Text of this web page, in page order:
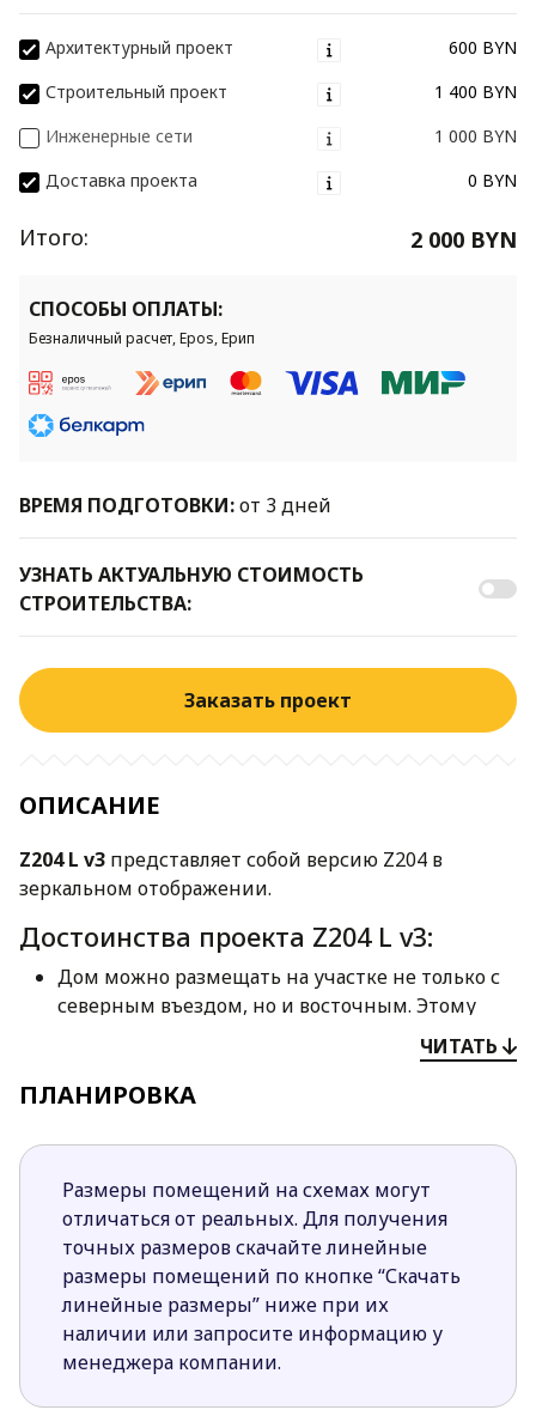
Архитектурный проект
600 BYN
Строительный проект
1 400 BYN
Инженерные сети
1 000 BYN
Доставка проекта
0 BYN
Итого: 2 000 BYN
СПОСОБЫ ОПЛАТЫ:
Безналичный расчет, Epos, Ерип
ВРЕМЯ ПОДГОТОВКИ:от 3 дней
УЗНАТЬ АКТУАЛЬНУЮ СТОИМОСТЬ
СТРОИТЕЛЬСТВА:
Заказать проект
ОПИСАНИЕ
Z204 L v3 представляет собой версию Z204 в
зеркальном отображении.
Достоинства проекта Z204 L v3:
Дом можно размещать на участке не только с
северным въездом, но и восточным. Этому
способствует необычность планировки дома с
фронтальной части строения.
кухня позволяет хозяйке быстро накрывать на
обеденный стол на террасе.
Площадь вокруг дома используется более
практично и рационально за счет наличия
нескольких выходов на террасу.
В помещениях обеспечено хорошее
естественное освещение благодаря большим
окнам и открытой конструкции террасы.
В главной спальне есть отдельный гардероб и
выход на террасу.
ЧИТАТЬ
ПЛАНИРОВКА
Размеры помещений на схемах могут
отличаться от реальных. Для получения
точных размеров скачайте линейные
размеры помещений по кнопке “Скачать
линейные размеры” ниже при их
наличии или запросите информацию у
менеджера компании.